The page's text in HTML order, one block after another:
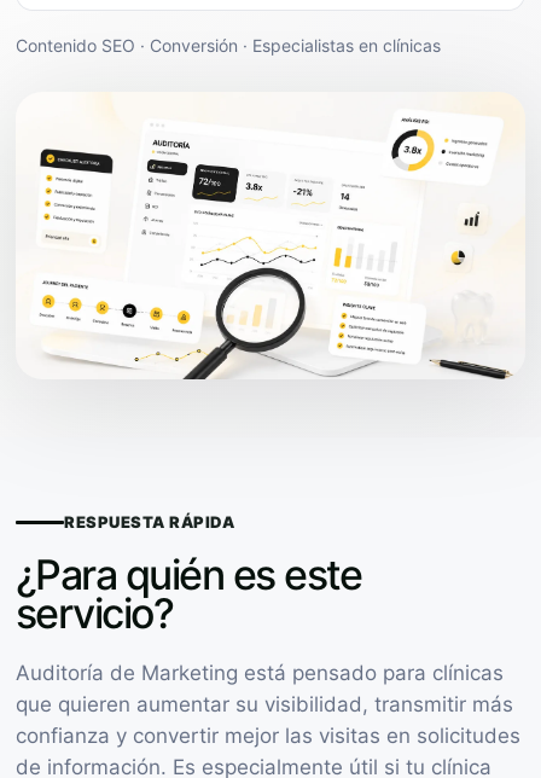
Contenido SEO · Conversión · Especialistas en clínicas
RESPUESTA RÁPIDA
¿Para quién es este
servicio?
Auditoría de Marketing está pensado para clínicas
que quieren aumentar su visibilidad, transmitir más
confianza y convertir mejor las visitas en solicitudes
de información. Es especialmente útil si tu clínica